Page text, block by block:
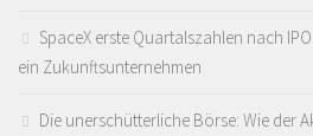
SpaceX erste Quartalszahlen nach
ein Zukunftsunternehmen
Die unerschütterliche Börse: Wie der